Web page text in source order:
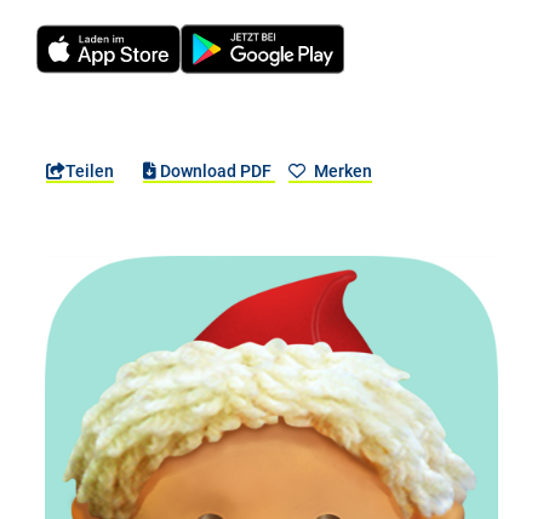
Teilen Download PDF Merken